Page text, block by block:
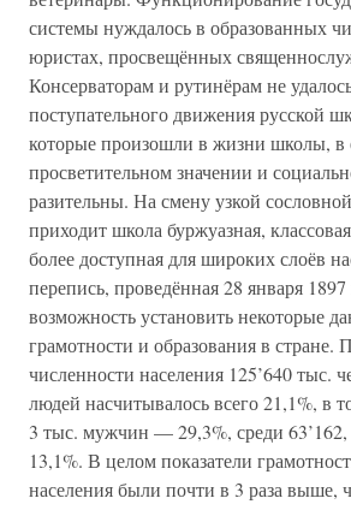
системы нуждалось в образованных
юристах, просвещённых
Консерваторам и рутинёрам не
поступательного движения русской
которые произошли в жизни школы, в
просветительном значении и
разительны. На смену узкой
приходит школа буржуазная,
более доступная для широких слоёв
перепись, проведённая 28 января 1897
возможность установить некоторые
грамотности и образования в стране.
численности населения 125’640 тыс.
людей насчитывалось всего 21,1%, в
3 тыс. мужчин — 29,3%, среди
13,1%. В целом показатели
населения были почти в 3 раза выше,